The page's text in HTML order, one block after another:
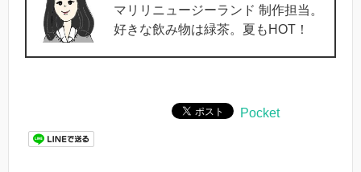
マリリニュージーランド 制作担当。
好きな飲み物は緑茶。夏もHOT！
Pocket